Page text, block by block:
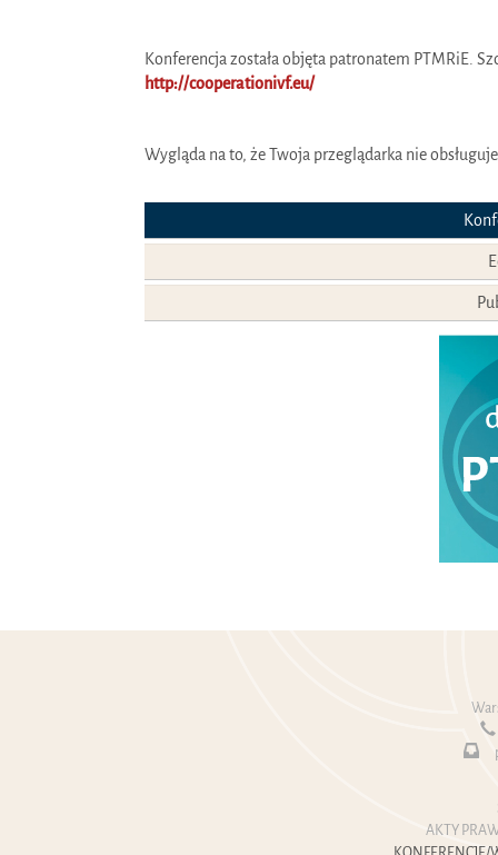
Konferencja została objęta patronatem PTMRiE.
http://cooperationivf.eu/
Wygląda na to, że Twoja przeglądarka nie
AKTY